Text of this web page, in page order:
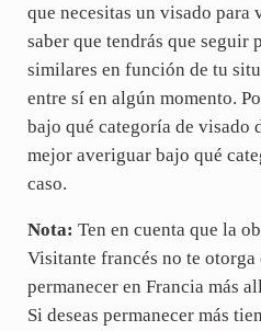
que necesitas un visado para
saber que tendrás que seguir
similares en función de tu
entre sí en algún momento.
bajo qué categoría de visado
mejor averiguar bajo qué
caso.
Nota: Ten en cuenta que la
Visitante francés no te otorga
permanecer en Francia más
Si deseas permanecer más